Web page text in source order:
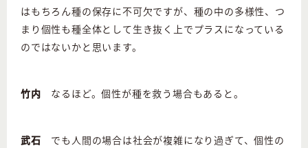
はもちろん種の保存に不可欠ですが、種の中の多様性、つ
まり個性も種全体として生き抜く上でプラスになっている
のではないかと思います。
竹内 なるほど。個性が種を救う場合もあると。
武石 でも人間の場合は社会が複雑になり過ぎて、個性の